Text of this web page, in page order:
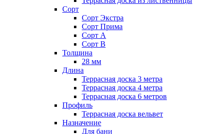
Сорт
Сорт Экстра
Сорт Прима
Сорт А
Сорт В
Толщина
28 мм
Длина
Террасная доска 3 метра
Террасная доска 4 метра
Террасная доска 6 метров
Профиль
Террасная доска вельвет
Назначение
Для бани